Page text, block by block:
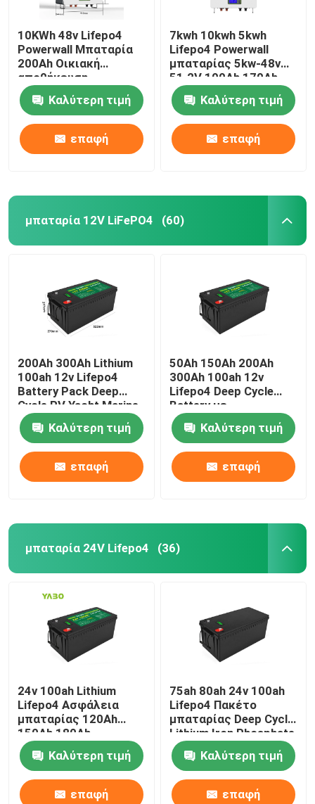
10KWh 48v Lifepo4
Powerwall Μπαταρία
200Ah Οικιακή
αποθήκευση
ενέργειας
Καλύτερη τιμή
επαφή
7kwh 10kwh 5kwh
Lifepo4 Powerwall
μπαταρίας 5kw-48v
51.2V 100Ah 170Ah
230Ah 200Ah
Καλύτερη τιμή
επαφή
μπαταρία 12V LiFePO4 (60)
200Ah 300Ah Lithium
100ah 12v Lifepo4
Battery Pack Deep
Cycle RV Yacht Marine
Solar
Καλύτερη τιμή
επαφή
50Ah 150Ah 200Ah
300Ah 100ah 12v
Lifepo4 Deep Cycle
Battery με
ενσωματωμένη Bms
Solar Καλύτερη τιμή
επαφή
μπαταρία 24V Lifepo4 (36)
24v 100ah Lithium
Lifepo4 Ασφάλεια
μπαταρίας 120Ah
150Ah 180Ah
Καλύτερη τιμή
επαφή
75ah 80ah 24v 100ah
Lifepo4 Πακέτο
μπαταρίας Deep Cycle
Lithium Iron Phosphate
Καλύτερη τιμή
επαφή